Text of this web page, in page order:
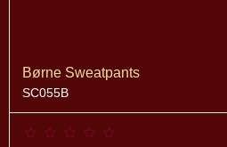
Børne Sweatpants
SC055B